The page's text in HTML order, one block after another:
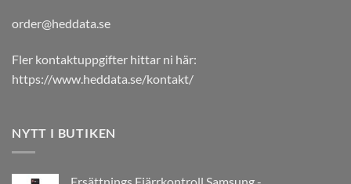
order@heddata.se
Fler kontaktuppgifter hittar ni här:
https://www.heddata.se/kontakt/
NYTT I BUTIKEN